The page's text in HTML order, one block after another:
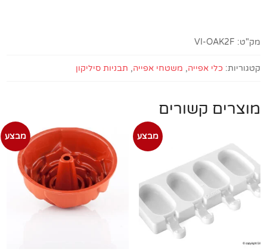
מק"ט: VI-OAK2F
קטגוריות:כלי אפייה, משטחי אפייה, תבניות סיליקון
מוצרים קשורים
מבצע מבצע